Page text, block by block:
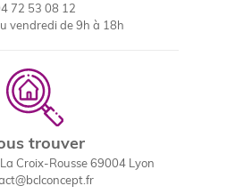
72 53 08 12
vendredi de 9h à 18h
trouver
Croix-Rousse 69004 Lyon